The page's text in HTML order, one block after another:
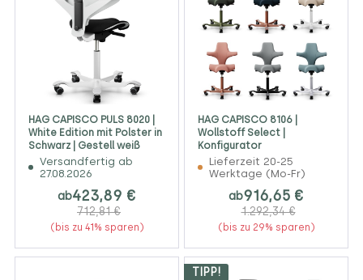
HAG CAPISCO PULS 8020 |
White Edition mit Polster in
Schwarz | Gestell weiß
Versandfertig ab
27.08.2026
ab423,89 €
712,81 €
(bis zu 41% sparen)
HAG CAPISCO 8106 |
Wollstoff Select |
Konfigurator
Lieferzeit 20-25
Werktage (Mo-Fr)
ab916,65 €
1.292,34 €
(bis zu 29% sparen)
TIPP!